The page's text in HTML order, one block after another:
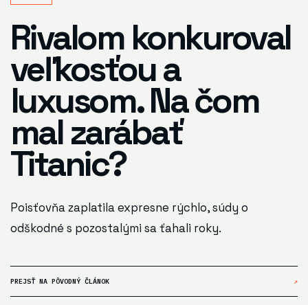
Rivalom konkuroval
veľkosťou a
luxusom. Na čom
mal zarábať
Titanic?
Poisťovňa zaplatila expresne rýchlo, súdy o
odškodné s pozostalými sa ťahali roky.
PREJSŤ NA PÔVODNÝ ČLÁNOK ↗